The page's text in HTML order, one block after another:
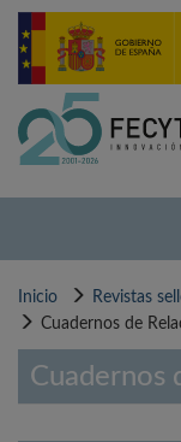
Pasar
contenido
Inicio
Revistas
Cuadernos de
Cuadernos